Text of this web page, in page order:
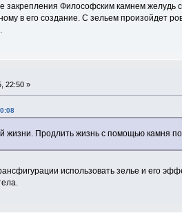
закрепления Философским камнем желудь
в его создание. С зельем произойдет
22:50 »
жизни. Продлить жизнь с помощью камня
использовать зелье и его